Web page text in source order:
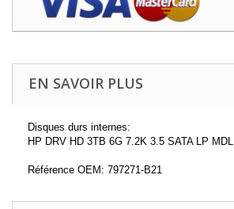
EN SAVOIR PLUS
Disques durs internes:
HP DRV HD 3TB 6G 7.2K 3.5 SATA LP MDL
Référence OEM: 797271-B21